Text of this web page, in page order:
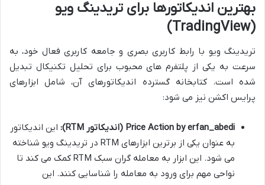
بهترین اندیکاتورها برای تریدینگ ویو
(TradingView)
تریدینگ ویو با رابط کاربری بصری و جامعه کاربری فعال خود، به
سرعت به یکی از پلتفرم های محبوب برای تحلیل تکنیکال تبدیل
شده است. کتابخانه گسترده اندیکاتورهای آن، شامل ابزارهای
پرایس اکشن نیز می شود:
Price Action by erfan_abedi (اندیکاتور RTM):
این اندیکاتور
به عنوان یکی از برترین ابزارهای RTM در تریدینگ ویو شناخته
می شود. این ابزار به معامله گران سبک RTM کمک می کند تا
نواحی مهم برای ورود به معامله را شناسایی کنند. این